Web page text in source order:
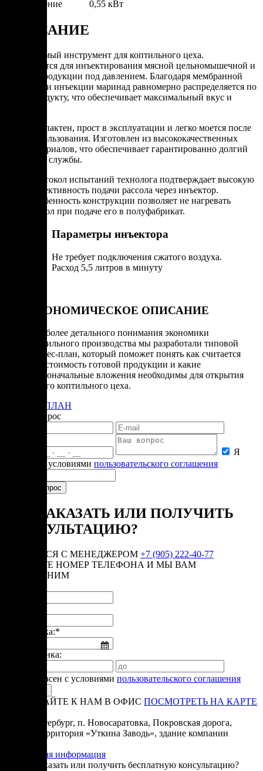
Подключение 0,55 кВт
ОПИСАНИЕ
Незаменимый инструмент для коптильного цеха.
Применяется для инъектирования мясной цельномышечной и
рыбной продукции под давлением. Благодаря мембранной
технологии инъекции маринад равномерно распределяется по
всему продукту, что обеспечивает максимальный вкус и
Компактен, прост в эксплуатации и легко моется после
использования. Изготовлен из высококачественных
материалов, что обеспечивает гарантированно долгий
срок службы.
Протокол испытаний технолога подтверждает высокую
эффективность подачи рассола через инъектор.
Особенность конструкции позволяет не нагревать
рассол при подаче его в полуфабрикат.
Параметры инъектора
Не требует подключения сжатого воздуха.
Расход 5,5 литров в минуту
ЭКОНОМИЧЕСКОЕ ОПИСАНИЕ
Для более детального понимания экономики
коптильного производства мы разработали типовой
бизнес-план, который поможет понять как считается
себестоимость готовой продукции и какие
первоначальные вложения необходимы для открытия
своего коптильного цеха.
БИЗНЕС-ПЛАН
Задать вопрос
Я
согласен с условиями пользовательского соглашения
КАК ЗАКАЗАТЬ ИЛИ ПОЛУЧИТЬ
КОНСУЛЬТАЦИЮ?
СВЯЗАТЬСЯ С МЕНЕДЖЕРОМ +7 (905) 222-40-77
ОСТАВЬТЕ НОМЕР ТЕЛЕФОНА И МЫ ВАМ
ПЕРЕЗВОНИМ
Дата звонка:*
Время звонка:
Я согласен с условиями пользовательского соглашения
ПРИЕЗЖАЙТЕ К НАМ В ОФИС ПОСМОТРЕТЬ НА КАРТЕ
Санкт-Петербург, п. Новосаратовка, Покровская дорога,
частная территория «Уткина Заводь», здание компании
Справочная информация
Хотите заказать или получить бесплатную консультацию?